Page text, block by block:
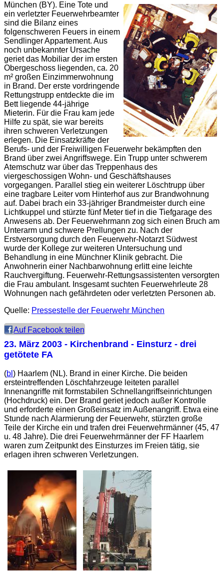
München (BY). Eine Tote und
ein verletzter Feuerwehrbeamter
sind die Bilanz eines
folgenschweren Feuers in einem
Sendlinger Appartement. Aus
noch unbekannter Ursache
geriet das Mobiliar der im ersten
Obergeschoss liegenden, ca. 20
m² großen Einzimmerwohnung
in Brand. Der erste vordringende
Rettungstrupp entdeckte die im
Bett liegende 44-jährige
Mieterin. Für die Frau kam jede
Hilfe zu spät, sie war bereits
ihren schweren Verletzungen
erlegen. Die Einsatzkräfte der
Berufs- und der Freiwilligen Feuerwehr bekämpften den
Brand über zwei Angriffswege. Ein Trupp unter schwerem
Atemschutz war über das Treppenhaus des
viergeschossigen Wohn- und Geschäftshauses
vorgegangen. Parallel stieg ein weiterer Löschtrupp über
eine tragbare Leiter vom Hinterhof aus zur Brandwohnung
auf. Dabei brach ein 33-jähriger Brandmeister durch eine
Lichtkuppel und stürzte fünf Meter tief in die Tiefgarage des
Anwesens ab. Der Feuerwehrmann zog sich einen Bruch am
Unterarm und schwere Prellungen zu. Nach der
Erstversorgung durch den Feuerwehr-Notarzt Südwest
wurde der Kollege zur weiteren Untersuchung und
Behandlung in eine Münchner Klinik gebracht. Die
Anwohnerin einer Nachbarwohnung erlitt eine leichte
Rauchvergiftung. Feuerwehr-Rettungsassistenten versorgten
die Frau ambulant. Insgesamt suchten Feuerwehrleute 28
Wohnungen nach gefährdeten oder verletzten Personen ab.
Quelle: Pressestelle der Feuerwehr München
Auf Facebook teilen
23. März 2003 - Kirchenbrand - Einsturz - drei
getötete FA
(bl ) Haarlem (NL). Brand in einer Kirche. Die beiden
ersteintreffenden Löschfahrzeuge leiteten parallel
Innenangriffe mit formstabilen Schnellangriffseinrichtungen
(Hochdruck) ein. Der Brand geriet jedoch außer Kontrolle
und erforderte einen Großeinsatz im Außenangriff. Etwa eine
Stunde nach Alarmierung der Feuerwehr, stürzten große
Teile der Kirche ein und trafen drei Feuerwehrmänner (45, 47
u. 48 Jahre). Die drei Feuerwehrmänner der FF Haarlem
waren zum Zeitpunkt des Einsturzes im Freien tätig, sie
erlagen ihren schweren Verletzungen.